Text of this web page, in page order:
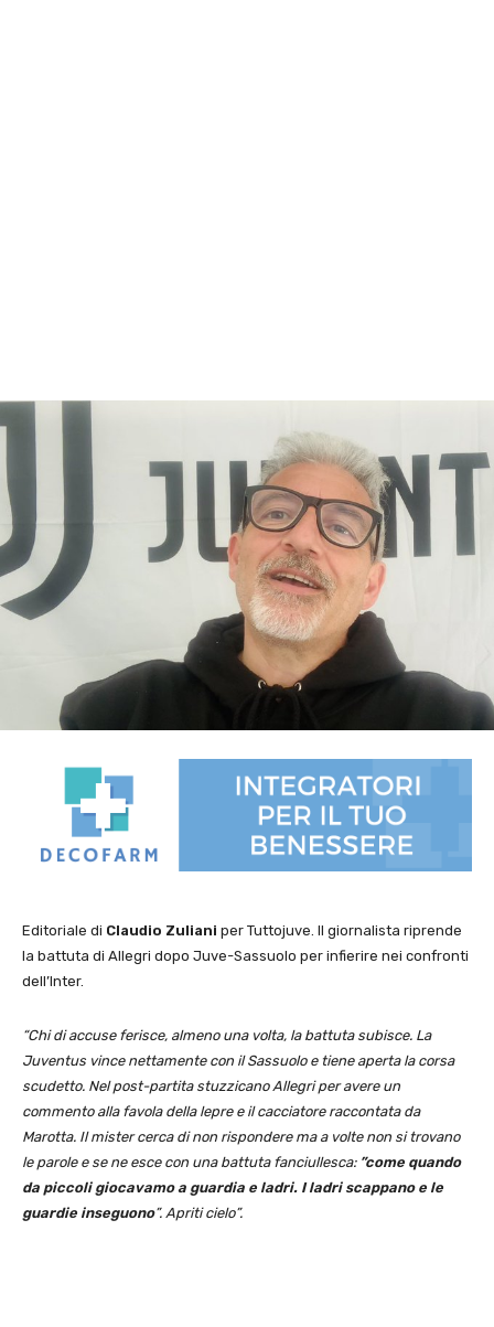
Editoriale di Claudio Zuliani per Tuttojuve. Il giornalista riprende
la battuta di Allegri dopo Juve-Sassuolo per infierire nei confronti
dell’Inter.
“Chi di accuse ferisce, almeno una volta, la battuta subisce. La
Juventus vince nettamente con il Sassuolo e tiene aperta la corsa
scudetto. Nel post-partita stuzzicano Allegri per avere un
commento alla favola della lepre e il cacciatore raccontata da
Marotta. Il mister cerca di non rispondere ma a volte non si trovano
le parole e se ne esce con una battuta fanciullesca: ”come quando
da piccoli giocavamo a guardia e ladri. I ladri scappano e le
guardie inseguono”. Apriti cielo”.